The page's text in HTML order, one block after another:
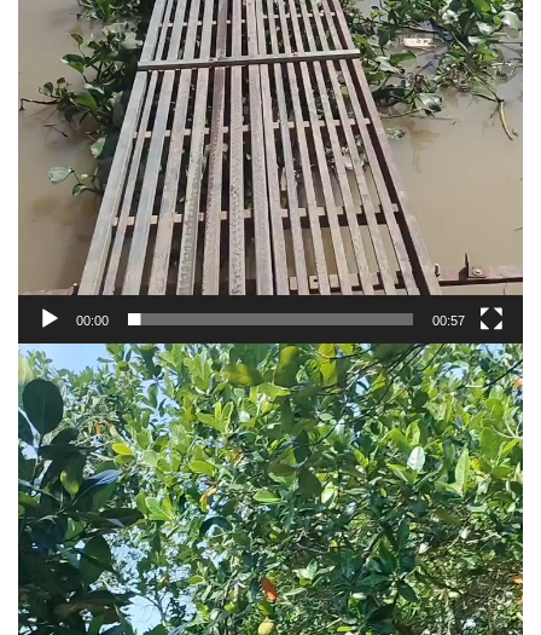
00:00 00:57
Trình
chơi
Video